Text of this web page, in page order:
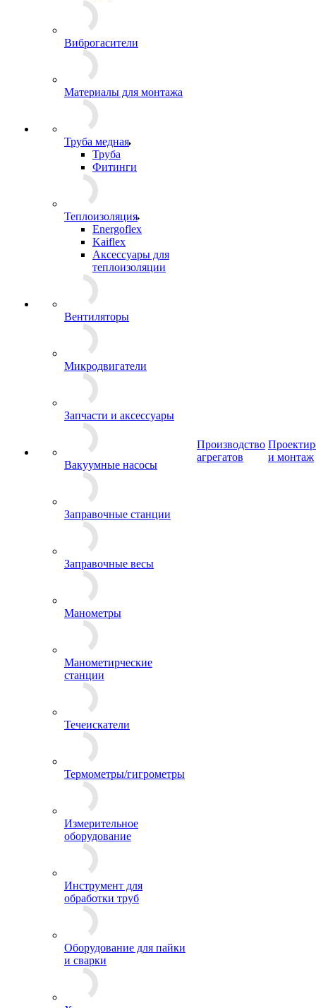
Виброгасители
Материалы для монтажа
Труба медная
Труба
Фитинги
Теплоизоляция
Energoflex
Kaiflex
Аксессуары для
теплоизоляции
Вентиляторы
Микродвигатели
Запчасти и аксессуары
Вакуумные насосы
Заправочные станции
Заправочные весы
Манометры
Манометирческие
станции
Течеискатели
Термометры/гигрометры
Измерительное
оборудование
Инструмент для
обработки труб
Оборудование для пайки
и сварки
Производство
агрегатов
и монтаж